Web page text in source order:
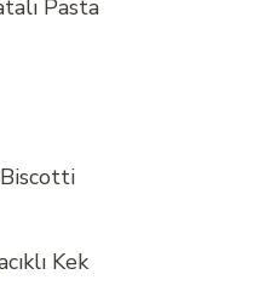
Pasta
Biscotti
Kek